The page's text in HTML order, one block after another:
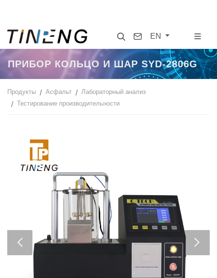
SearchContact
EN
ПРИБОР КОЛЬЦО И ШАР SYD-2806G
Продукты Асфальт
Лабораторный анализ
Тестирование производительности